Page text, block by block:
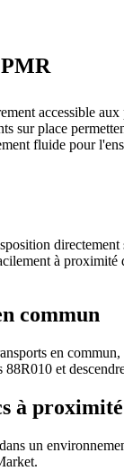
accessible
sur place
fluide pour
directement
à proximité
commun
en
88R010 et
à proximité
un